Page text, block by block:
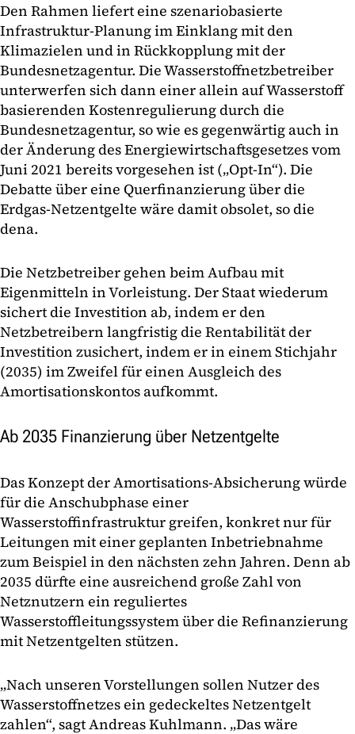
Den Rahmen liefert eine szenariobasierte
Infrastruktur-Planung im Einklang mit den
Klimazielen und in Rückkopplung mit der
Bundesnetzagentur. Die Wasserstoffnetzbetreiber
unterwerfen sich dann einer allein auf Wasserstoff
basierenden Kostenregulierung durch die
Bundesnetzagentur, so wie es gegenwärtig auch in
der Änderung des Energiewirtschaftsgesetzes vom
Juni 2021 bereits vorgesehen ist („Opt-In“). Die
Debatte über eine Querfinanzierung über die
Erdgas-Netzentgelte wäre damit obsolet, so die
dena.
Die Netzbetreiber gehen beim Aufbau mit
Eigenmitteln in Vorleistung. Der Staat wiederum
sichert die Investition ab, indem er den
Netzbetreibern langfristig die Rentabilität der
Investition zusichert, indem er in einem Stichjahr
(2035) im Zweifel für einen Ausgleich des
Amortisationskontos aufkommt.
Ab 2035 Finanzierung über Netzentgelte
Das Konzept der Amortisations-Absicherung würde
für die Anschubphase einer
Wasserstoffinfrastruktur greifen, konkret nur für
Leitungen mit einer geplanten Inbetriebnahme
zum Beispiel in den nächsten zehn Jahren. Denn ab
2035 dürfte eine ausreichend große Zahl von
Netznutzern ein reguliertes
Wasserstoffleitungssystem über die Refinanzierung
mit Netzentgelten stützen.
„Nach unseren Vorstellungen sollen Nutzer des
Wasserstoffnetzes ein gedeckeltes Netzentgelt
zahlen“, sagt Andreas Kuhlmann. „Das wäre